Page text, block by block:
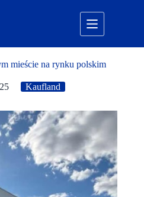
mieście na rynku polskim
Kaufland